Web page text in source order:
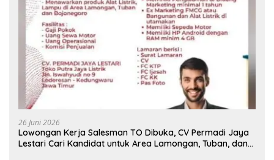
26 Juni 2026
Lowongan Kerja Salesman TO Dibuka, CV Permadi Jaya
Lestari Cari Kandidat untuk Area Lamongan, Tuban, dan